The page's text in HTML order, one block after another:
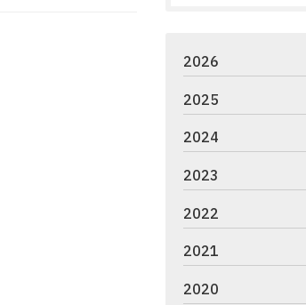
2026
2025
2024
2023
2022
2021
2020